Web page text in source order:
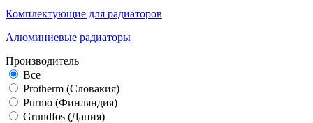
Комплектующие для радиаторов
Алюминиевые радиаторы
Производитель
Все
Protherm (Словакия)
Purmo (Финляндия)
Grundfos (Дания)